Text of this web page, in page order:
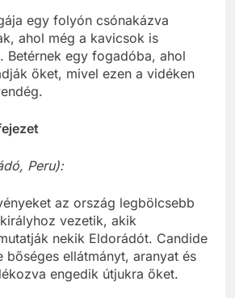
egy folyón csónakázva
ahol még a kavicsok is
Betérnek egy fogadóba, ahol
őket, mivel ezen a vidéken
Peru):
az ország legbölcsebb
vezetik, akik
nekik Eldorádót. Candide
bőséges ellátmányt, aranyat és
engedik útjukra őket.